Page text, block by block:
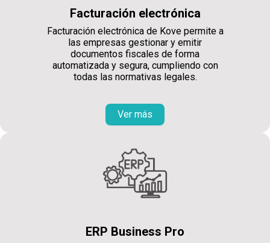
Facturación electrónica
Facturación electrónica de Kove permite a
las empresas gestionar y emitir
documentos fiscales de forma
automatizada y segura, cumpliendo con
todas las normativas legales.
Ver más
ERP Business Pro